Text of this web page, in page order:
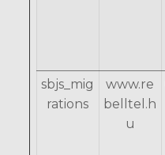
sbjs_mig
rations
www.re
belltel.h
u